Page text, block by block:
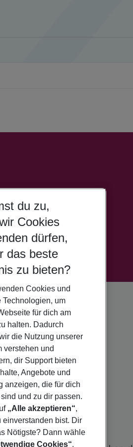
du zu,
Cookies
dürfen,
das beste
zu bieten?
Cookies und
Technologien, um
für dich am
halten. Dadurch
die Nutzung unserer
verstehen und
dir Support bieten
Angebote und
anzeigen, die für dich
und zu dir passen.
„Alle akzeptieren“,
einverstanden bist. Dir
Nötigste? Dann wähle
Cookies“.